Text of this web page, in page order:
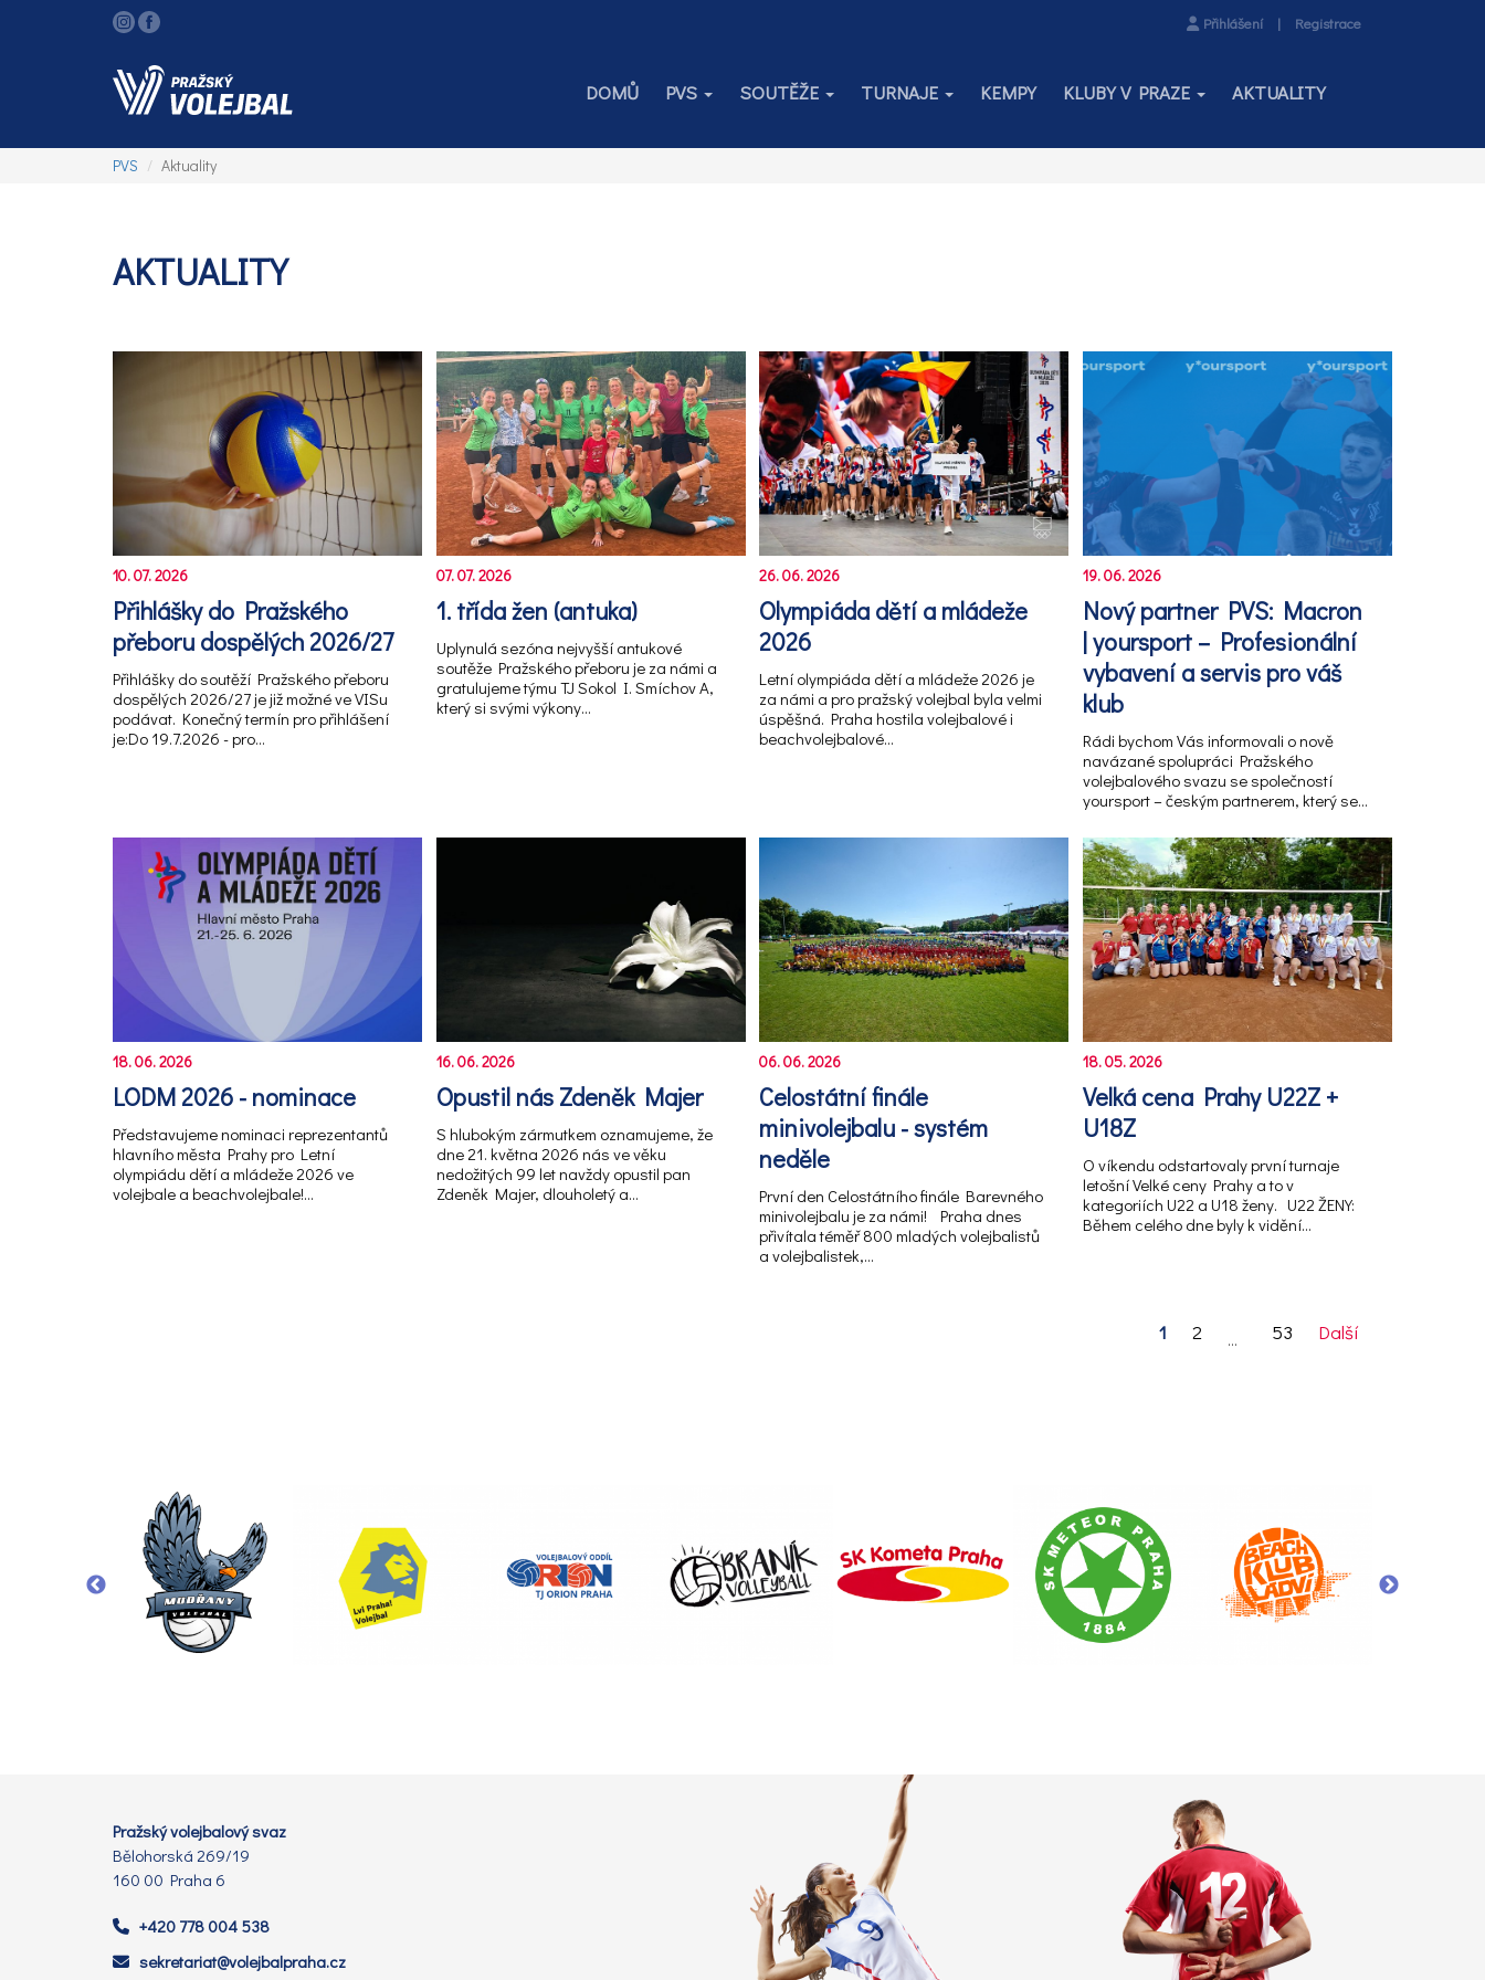
Přihlášení | Registrace
DOMŮ PVS SOUTĚŽE TURNAJE KEMPY KLUBY V PRAZE AKTUALITY
PVS Aktuality
AKTUALITY
10. 07. 2026
Přihlášky do Pražského
přeboru dospělých 2026/27
Přihlášky do soutěží Pražského přeboru
dospělých 2026/27 je již možné ve VISu
podávat. Konečný termín pro přihlášení
je:Do 19.7.2026 - pro…
07. 07. 2026
1. třída žen (antuka)
Uplynulá sezóna nejvyšší antukové
soutěže Pražského přeboru je za námi a
gratulujeme týmu TJ Sokol I. Smíchov A,
který si svými výkony…
26. 06. 2026
Olympiáda dětí a mládeže
2026
Letní olympiáda dětí a mládeže 2026 je
za námi a pro pražský volejbal byla velmi
úspěšná. Praha hostila volejbalové i
beachvolejbalové…
19. 06. 2026
Nový partner PVS: Macron
| yoursport – Profesionální
vybavení a servis pro váš
klub
Rádi bychom Vás informovali o nově
navázané spolupráci Pražského
volejbalového svazu se společností
yoursport – českým partnerem, který se…
18. 06. 2026
LODM 2026 - nominace
Představujeme nominaci reprezentantů
hlavního města Prahy pro Letní
olympiádu dětí a mládeže 2026 ve
volejbale a beachvolejbale!…
16. 06. 2026
Opustil nás Zdeněk Majer
S hlubokým zármutkem oznamujeme, že
dne 21. května 2026 nás ve věku
nedožitých 99 let navždy opustil pan
Zdeněk Majer, dlouholetý a…
06. 06. 2026
Celostátní finále
minivolejbalu - systém
neděle
První den Celostátního finále Barevného
minivolejbalu je za námi! Praha dnes
přivítala téměř 800 mladých volejbalistů
a volejbalistek,…
18. 05. 2026
Velká cena Prahy U22Z +
U18Z
O víkendu odstartovaly první turnaje
letošní Velké ceny Prahy a to v
kategoriích U22 a U18 ženy. U22 ŽENY:
Během celého dne byly k vidění…
1 2 ... 53 Další
Pražský volejbalový svaz
Bělohorská 269/19
160 00 Praha 6
+420 778 004 538
sekretariat@volejbalpraha.cz